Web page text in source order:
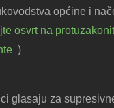
općine i
osvrt na
)
glasaju za